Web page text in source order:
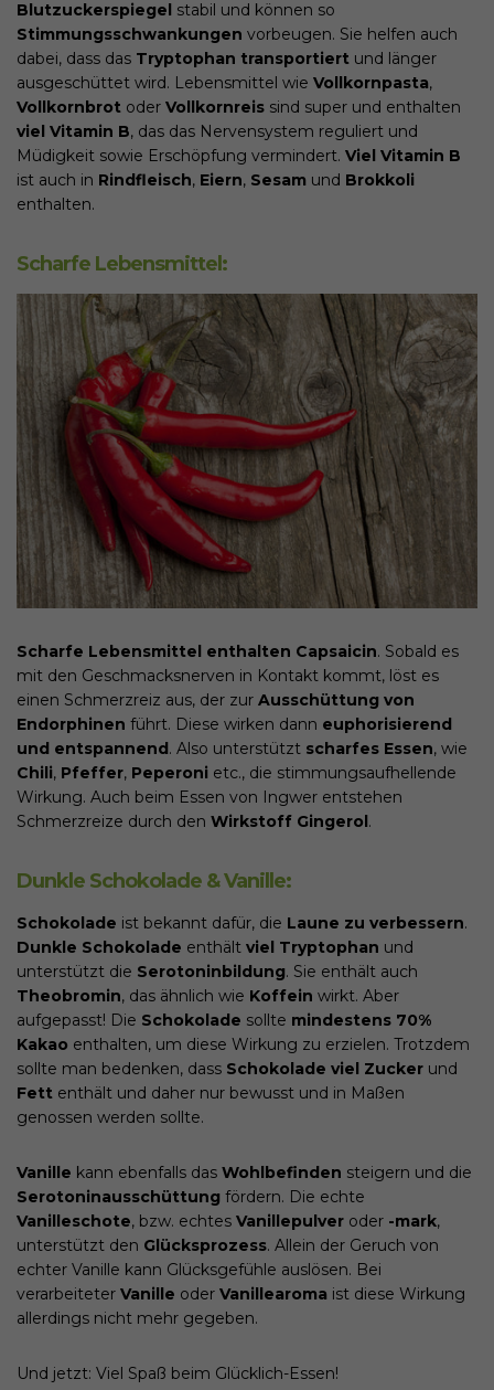
Blutzuckerspiegel stabil und können so
Stimmungsschwankungen vorbeugen. Sie helfen auch
dabei, dass das Tryptophan transportiert und länger
ausgeschüttet wird. Lebensmittel wie Vollkornpasta,
Vollkornbrot oder Vollkornreis sind super und enthalten
viel Vitamin B, das das Nervensystem reguliert und
Müdigkeit sowie Erschöpfung vermindert. Viel Vitamin B
ist auch in Rindfleisch, Eiern, Sesam und Brokkoli
enthalten.
Scharfe Lebensmittel:
Scharfe Lebensmittel enthalten Capsaicin. Sobald es
mit den Geschmacksnerven in Kontakt kommt, löst es
einen Schmerzreiz aus, der zur Ausschüttung von
Endorphinen führt. Diese wirken dann euphorisierend
und entspannend. Also unterstützt scharfes Essen, wie
Chili, Pfeffer, Peperoni etc., die stimmungsaufhellende
Wirkung. Auch beim Essen von Ingwer entstehen
Schmerzreize durch den Wirkstoff Gingerol.
Dunkle Schokolade & Vanille:
Schokolade ist bekannt dafür, die Laune zu verbessern.
Dunkle Schokolade enthält viel Tryptophan und
unterstützt die Serotoninbildung. Sie enthält auch
Theobromin, das ähnlich wie Koffein wirkt. Aber
aufgepasst! Die Schokolade sollte mindestens 70%
Kakao enthalten, um diese Wirkung zu erzielen. Trotzdem
sollte man bedenken, dass Schokolade viel Zucker und
Fett enthält und daher nur bewusst und in Maßen
genossen werden sollte.
Vanille kann ebenfalls das Wohlbefinden steigern und die
Serotoninausschüttung fördern. Die echte
Vanilleschote, bzw. echtes Vanillepulver oder -mark,
unterstützt den Glücksprozess. Allein der Geruch von
echter Vanille kann Glücksgefühle auslösen. Bei
verarbeiteter Vanille oder Vanillearoma ist diese Wirkung
allerdings nicht mehr gegeben.
Und jetzt: Viel Spaß beim Glücklich-Essen!